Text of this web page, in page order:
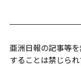
亜洲日報の記事等
することは禁じられ